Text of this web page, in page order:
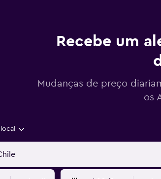
Recebe um
Mudanças de preço
os